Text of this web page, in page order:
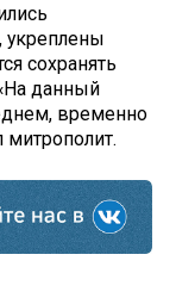
укреплены
сохранять
данный
временно